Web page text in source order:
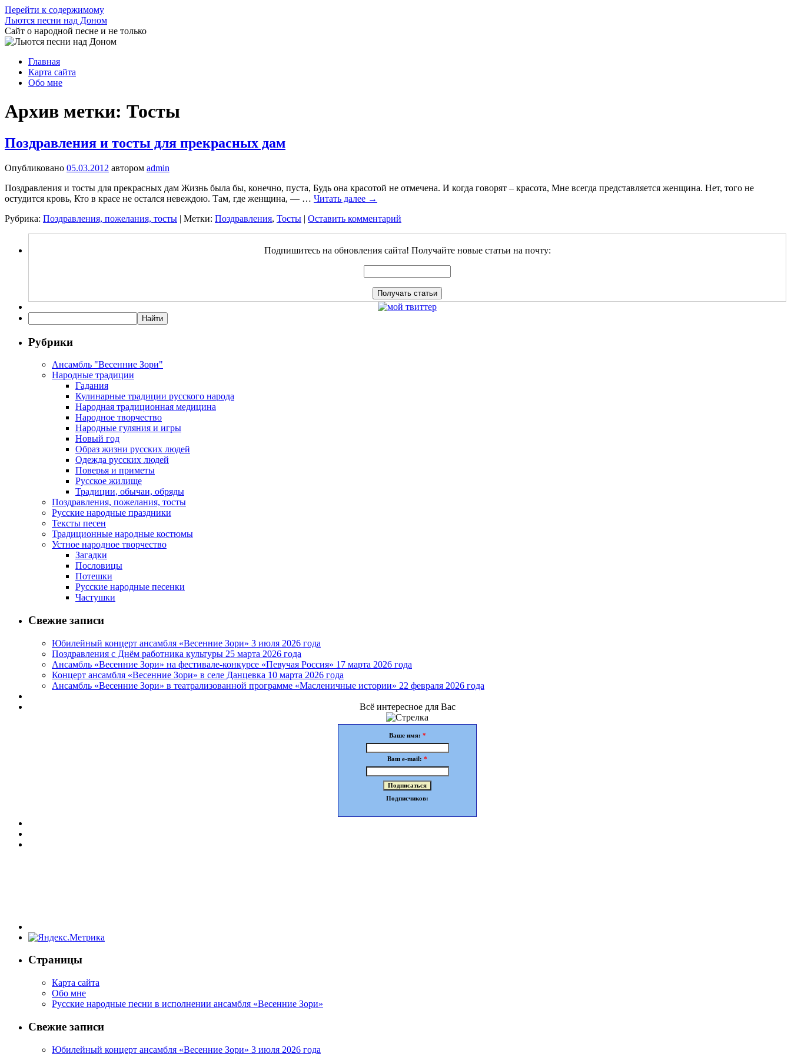
Перейти к содержимому
Льются песни над Доном
Сайт о народной песне и не только
Главная
Карта сайта
Обо мне
Архив метки: Тосты
Поздравления и тосты для прекрасных дам
Опубликовано 05.03.2012 автором admin
Поздравления и тосты для прекрасных дам Жизнь была бы, конечно, пуста, Будь она красотой не отмечена. И когда говорят – красота, Мне всегда представляется женщина. Нет, того не
остудится кровь, Кто в красе не остался невеждою. Там, где женщина, — … Читать далее →
Рубрика: Поздравления, пожелания, тосты | Метки: Поздравления, Тосты | Оставить комментарий
Подпишитесь на обновления сайта! Получайте новые статьи на почту:
Рубрики
Ансамбль "Весенние Зори"
Народные традиции
Гадания
Кулинарные традиции русского народа
Народная традиционная медицина
Народное творчество
Народные гуляния и игры
Новый год
Образ жизни русских людей
Одежда русских людей
Поверья и приметы
Русское жилище
Традиции, обычаи, обряды
Поздравления, пожелания, тосты
Русские народные праздники
Тексты песен
Традиционные народные костюмы
Устное народное творчество
Загадки
Пословицы
Потешки
Русские народные песенки
Частушки
Свежие записи
Юбилейный концерт ансамбля «Весенние Зори» 3 июля 2026 года
Поздравления с Днём работника культуры 25 марта 2026 года
Ансамбль «Весенние Зори» на фестивале-конкурсе «Певучая Россия» 17 марта 2026 года
Концерт ансамбля «Весенние Зори» в селе Данцевка 10 марта 2026 года
Ансамбль «Весенние Зори» в театрализованной программе «Масленичные истории» 22 февраля 2026 года
Всё интересное для Вас
Ваше имя: *
Ваш e-mail: *
Подписчиков:
Страницы
Карта сайта
Обо мне
Русские народные песни в исполнении ансамбля «Весенние Зори»
Свежие записи
Юбилейный концерт ансамбля «Весенние Зори» 3 июля 2026 года